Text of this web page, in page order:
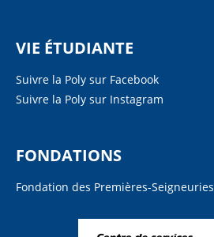
VIE ÉTUDIANTE
Suivre la Poly sur Facebook
Suivre la Poly sur Instagram
FONDATIONS
Fondation des Premières-Seigneuries